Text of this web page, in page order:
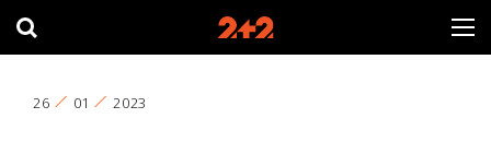
26 01 2023